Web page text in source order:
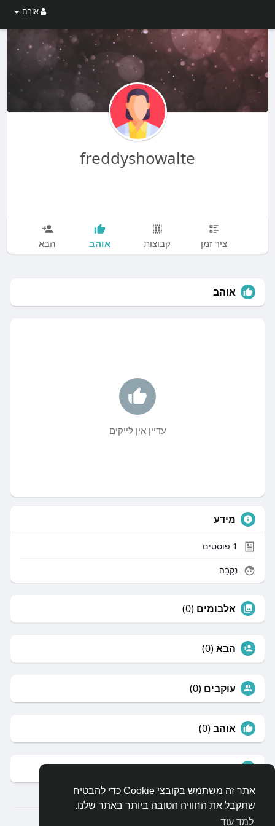
אתר זה משתמש בקובצי Cookie כדי להבטיח
שתקבל את החוויה הטובה ביותר באתר שלנו.
למד עוד
אוֹרֵחַ
freddyshowalte
ציר זמן קבוצות אוהב הבא
אוהב
עדיין אין לייקים
מידע
1 פוסטים
נְקֵבָה
אלבומים (0)
הבא(0)
עוקבים (0)
אוהב(0)
קבוצות(0)